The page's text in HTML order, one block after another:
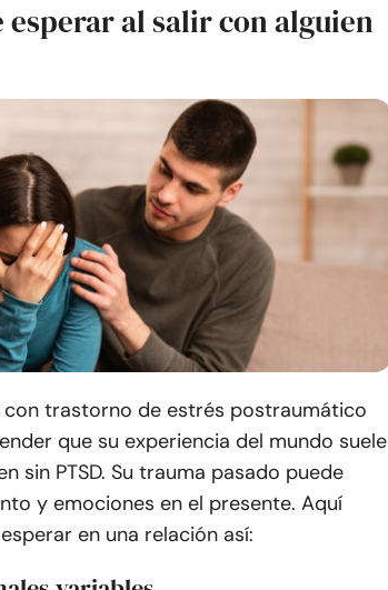
esperar al salir con alguien
con trastorno de estrés postraumático
que su experiencia del mundo suele
sin PTSD. Su trauma pasado puede
y emociones en el presente. Aquí
en una relación así: